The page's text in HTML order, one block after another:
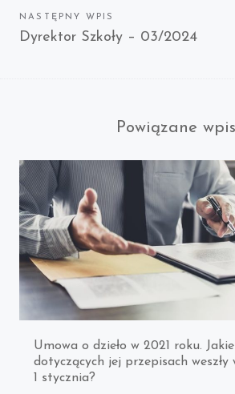
NASTĘPNY WPIS
Next
Dyrektor Szkoły – 03/2024
Powiązane
Umowa o dzieło w 2021 roku.
dotyczących jej przepisach weszły
1 stycznia?